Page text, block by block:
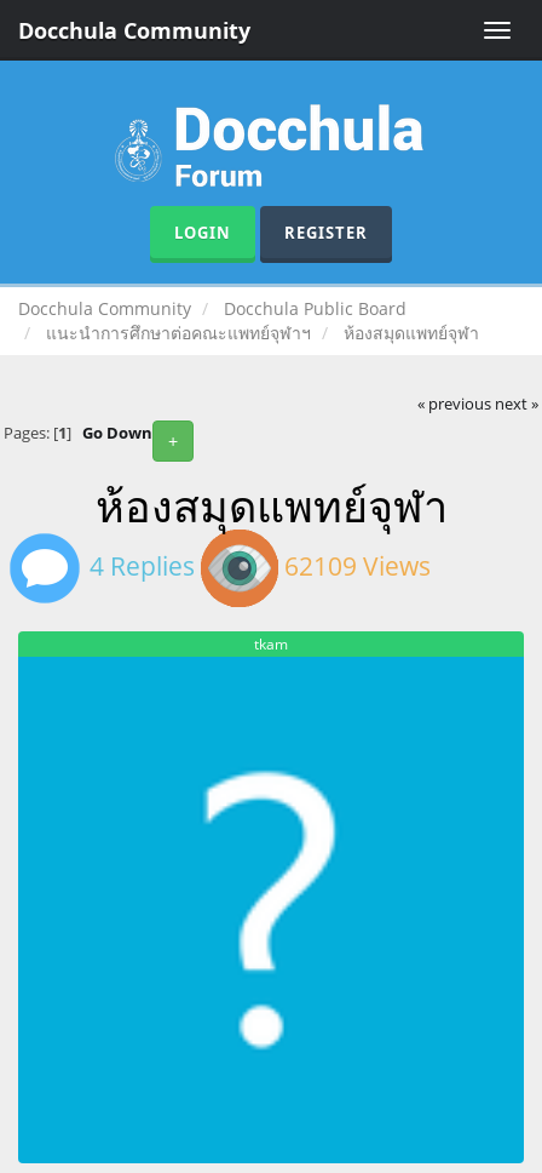
Toggle
Docchula Community
LOGIN REGISTER
Docchula Community
Docchula Public Board
แนะนำการศึกษาต่อคณะแพทย์จุฬาฯ
ห้องสมุดแพทย์จุฬา
« previous next »
+
Pages: [1] Go Down
ห้องสมุดแพทย์จุฬา
4 Replies 62109 Views
tkam